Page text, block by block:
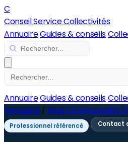
C
Conseil Service Collectivités
AnnuaireGuides & conseils
AnnuaireGuides & conseils
Annuaire / Intercommunalité
Professionnel référencé Contact